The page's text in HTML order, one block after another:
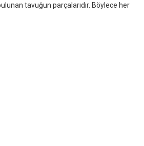
tavuğun parçalarıdır. Böylece her